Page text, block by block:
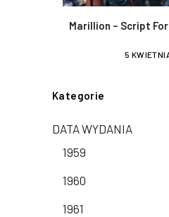
Marillion – Script
5
Kategorie
DATA WYDANIA
1959
1960
1961